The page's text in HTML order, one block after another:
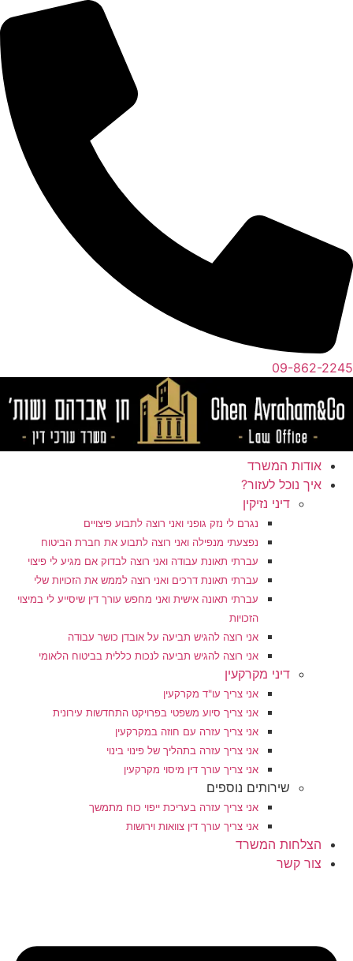
09-862-2245
אודות המשרד
איך נוכל לעזור?
דיני נזיקין
נגרם לי נזק גופני ואני רוצה לתבוע פיצויים
נפצעתי מנפילה ואני רוצה לתבוע את חברת הביטוח
עברתי תאונת עבודה ואני רוצה לבדוק אם מגיע לי פיצוי
עברתי תאונת דרכים ואני רוצה לממש את הזכויות שלי
עברתי תאונה אישית ואני מחפש עורך דין שיסייע לי במיצוי
הזכויות
אני רוצה להגיש תביעה על אובדן כושר עבודה
אני רוצה להגיש תביעה לנכות כללית בביטוח הלאומי
דיני מקרקעין
אני צריך עו"ד מקרקעין
אני צריך סיוע משפטי בפרויקט התחדשות עירונית
אני צריך עזרה עם חוזה במקרקעין
אני צריך עזרה בתהליך של פינוי בינוי
אני צריך עורך דין מיסוי מקרקעין
שירותים נוספים
אני צריך עזרה בעריכת ייפוי כוח מתמשך
אני צריך עורך דין צוואות וירושות
הצלחות המשרד
צור קשר